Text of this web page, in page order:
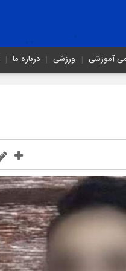
آموزشی ورزشی درباره ما